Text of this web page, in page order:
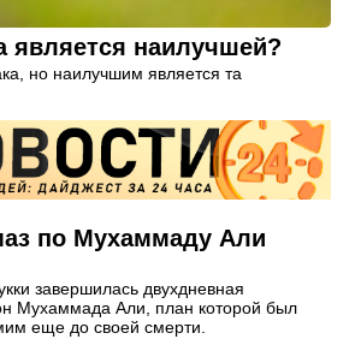
является наилучшей?
но наилучшим является та
по Мухаммаду Али
завершилась двухдневная
Мухаммада Али, план которой был
еще до своей смерти.